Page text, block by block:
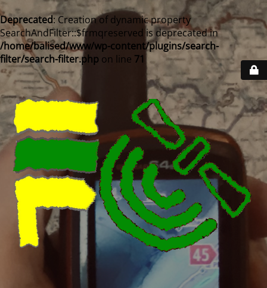
Deprecated: Creation of dynamic property
SearchAndFilter::$frmqreserved is deprecated in
/home/balised/www/wp-content/plugins/search-
filter/search-filter.php on line 71